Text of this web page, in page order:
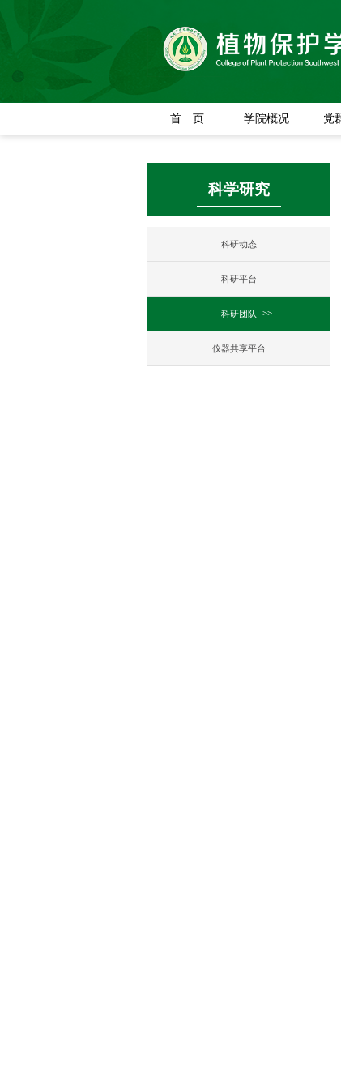
首 页 学院概况 党
科学研究
科研动态
科研平台
科研团队
仪器共享平台